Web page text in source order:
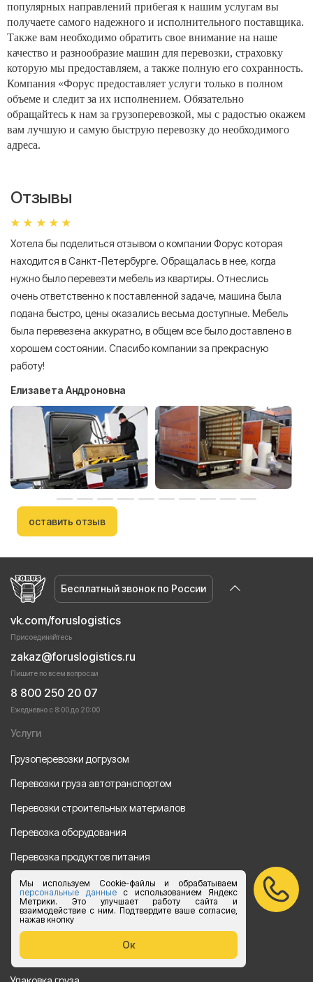
Мы используем Cookie-файлы и обрабатываем
персональные данныес использованием Яндекс
Метрики. Это улучшает работу сайта и
взаимодействие с ним. Подтвердите ваше согласие,
нажав кнопку
Ок
популярных направлений прибегая к нашим услугам вы
получаете самого надежного и исполнительного поставщика.
Также вам необходимо обратить свое внимание на наше
качество и разнообразие машин для перевозки, страховку
которую мы предоставляем, а также полную его сохранность.
Компания «Форус предоставляет услуги только в полном
объеме и следит за их исполнением. Обязательно
обращайтесь к нам за грузоперевозкой, мы с радостью окажем
вам лучшую и самую быструю перевозку до необходимого
адреса.
Отзывы
Хотела бы поделиться отзывом о компании Форус которая
находится в Санкт-Петербурге. Обращалась в нее, когда
нужно было перевезти мебель из квартиры. Отнеслись
очень ответственно к поставленной задаче, машина была
подана быстро, цены оказались весьма доступные. Мебель
была перевезена аккуратно, в общем все было доставлено в
хорошем состоянии. Спасибо компании за прекрасную
работу!
Елизавета Андроновна
оставить отзыв
Бесплатный звонок по России
vk.com/foruslogistics
Присоединяйтесь
zakaz@foruslogistics.ru
Пишите по всем вопросаи
8 800 250 20 07
Ежедневно с 8:00 до 20:00
Услуги
Грузоперевозки догрузом
Перевозки груза автотранспортом
Перевозки строительных материалов
Перевозка оборудования
Перевозка продуктов питания
Переезд
Рефрежераторные перевозки
Перевозки автотехники
Перевозка алкогольной продукции